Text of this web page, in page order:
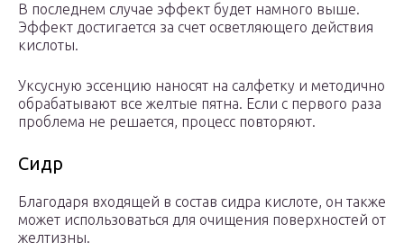
В последнем случае эффект будет намного выше.
Эффект достигается за счет осветляющего действия
кислоты.
Уксусную эссенцию наносят на салфетку и методично
обрабатывают все желтые пятна. Если с первого раза
проблема не решается, процесс повторяют.
Сидр
Благодаря входящей в состав сидра кислоте, он также
может использоваться для очищения поверхностей от
желтизны.